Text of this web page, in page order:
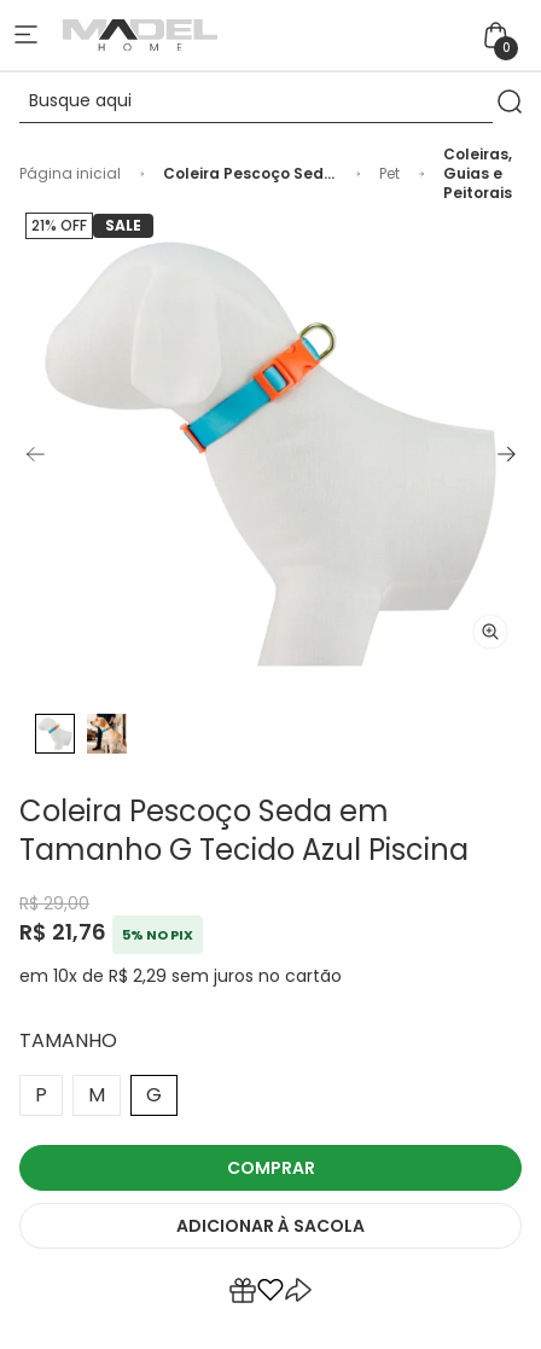
0
Página inicial
Coleira Pescoço Seda
Pet
Coleiras,
Guias e
Peitorais
Coleira Pescoço Seda em
Tamanho G Tecido Azul Piscina
R$ 29,00
R$ 21,76 5% NO PIX
em 10x de R$ 2,29 sem juros no cartão
21% OFF SALE
TAMANHO
P
M G
COMPRAR
ADICIONAR À SACOLA